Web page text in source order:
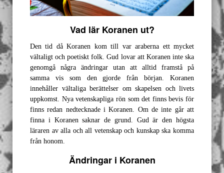
Vad lär Koranen ut?
Den tid då Koranen kom till var araberna ett mycket
vältaligt och poetiskt folk. Gud lovar att Koranen inte ska
genomgå några ändringar utan att alltid framstå på
samma vis som den gjorde från början. Koranen
innehåller vältaliga berättelser om skapelsen och livets
uppkomst. Nya vetenskapliga rön som det finns bevis för
finns redan nedtecknade i Koranen. Om de inte går att
finna i Koranen saknar de grund. Gud är den högsta
läraren av alla och all vetenskap och kunskap ska komma
från honom.
Ändringar i Koranen